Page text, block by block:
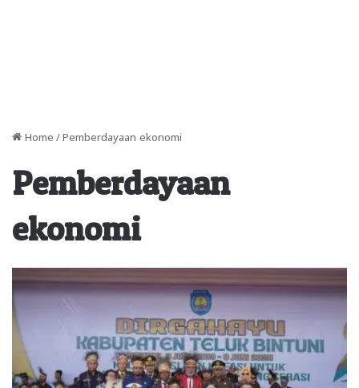
Home / Pemberdayaan ekonomi
Pemberdayaan
ekonomi